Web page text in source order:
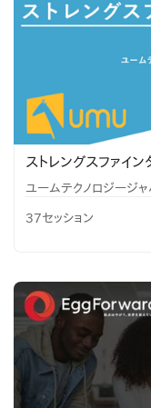
ストレングスファイ
ユームテクノロジージ
37セッション